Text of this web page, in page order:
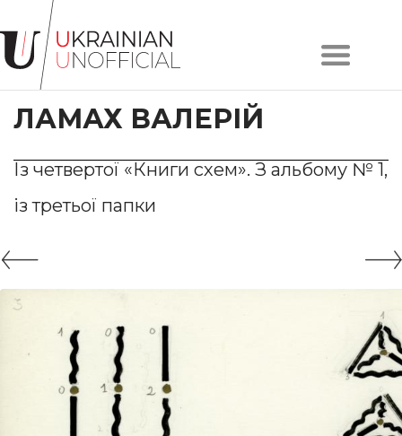
Головна
Про
проєкт
Художники
Твори
Колекції
#LVIV
ЛАМАХ ВАЛЕРІЙ
Із четвертої «Книги схем». З альбому № 1,
із третьої папки